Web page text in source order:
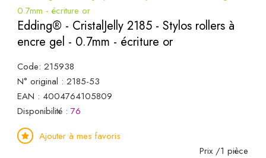
Edding® - CristalJelly 2185 - Stylos rollers à
encre gel - 0.7mm - écriture or
Code: 215938
N° original : 2185-53
EAN : 4004764105809
Disponibilité : 76
Ajouter à mes favoris
Prix /1 pièce